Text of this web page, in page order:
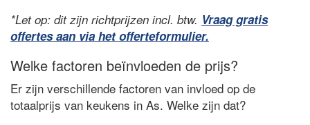
*Let op: dit zijn richtprijzen incl. btw. Vraag gratis
offertes aan via het offerteformulier.
Welke factoren beïnvloeden de prijs?
Er zijn verschillende factoren van invloed op de
totaalprijs van keukens in As. Welke zijn dat?